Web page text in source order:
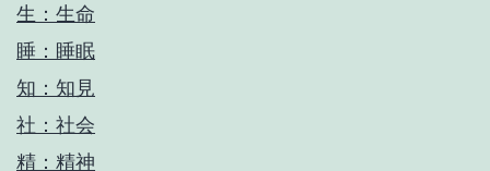
生：生命
睡：睡眠
知：知見
社：社会
精：精神